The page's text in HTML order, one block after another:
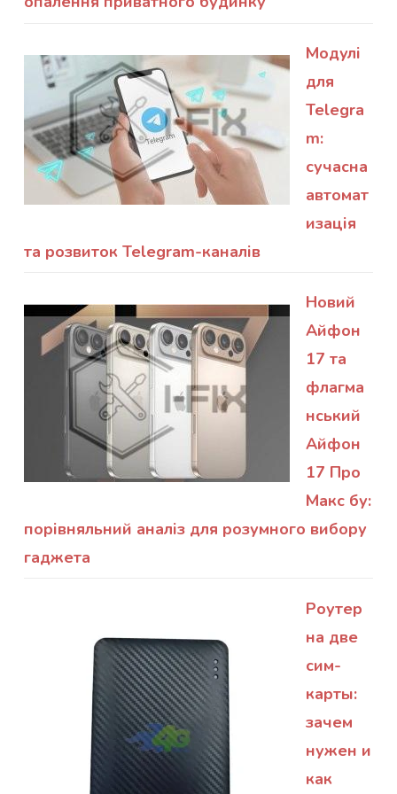
Модулі
для
Telegra
m:
сучасна
автомат
изація
та розвиток Telegram-каналів
Новий
Айфон
17 та
флагма
нський
Айфон
17 Про
Макс бу:
порівняльний аналіз для розумного вибору
гаджета
Роутер
на две
сим-
карты:
зачем
нужен и
как